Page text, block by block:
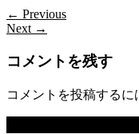
← Previous
Next →
コメントを残す
コメントを投稿するに